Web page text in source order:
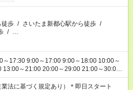
徒歩 / さいたま新都心駅から徒歩 /
/ …
13:00～21:00 20:00～29:00 21:00～30:00
があるのでご相談ください！ ご都合に合わ
業法に基づく規定あり）＊即日スタート